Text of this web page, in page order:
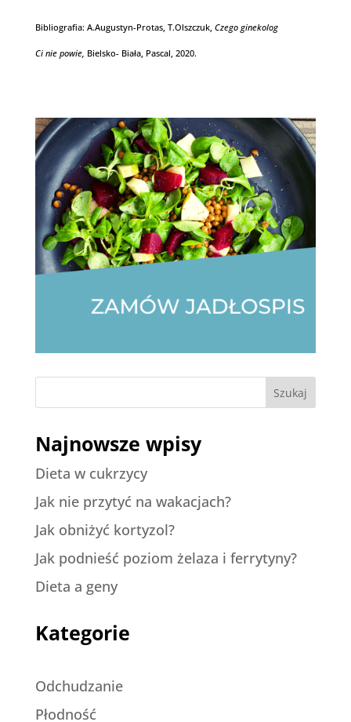
Bibliografia: A.Augustyn-Protas, T.Olszczuk, Czego ginekolog
Ci nie powie, Bielsko- Biała, Pascal, 2020.
Szukaj
Najnowsze wpisy
Dieta w cukrzycy
Jak nie przytyć na wakacjach?
Jak obniżyć kortyzol?
Jak podnieść poziom żelaza i ferrytyny?
Dieta a geny
Kategorie
Odchudzanie
Płodność